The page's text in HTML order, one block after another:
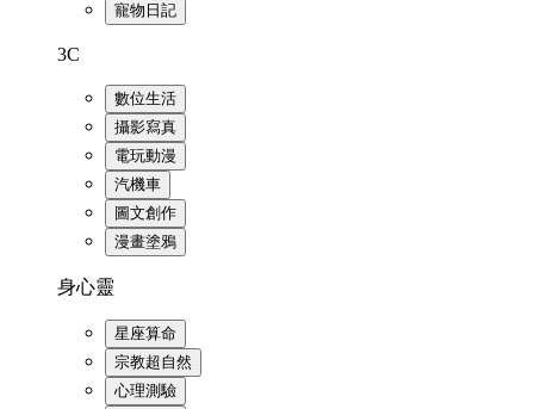
寵物日記
3C
數位生活
攝影寫真
電玩動漫
汽機車
圖文創作
漫畫塗鴉
身心靈
星座算命
宗教超自然
心理測驗